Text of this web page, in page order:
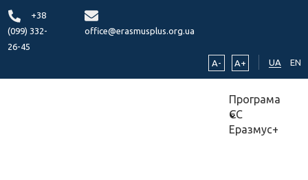
+38
(099) 332-
26-45
office@erasmusplus.org.ua
A- A+ UA EN
Програма
ЄС
Еразмус+